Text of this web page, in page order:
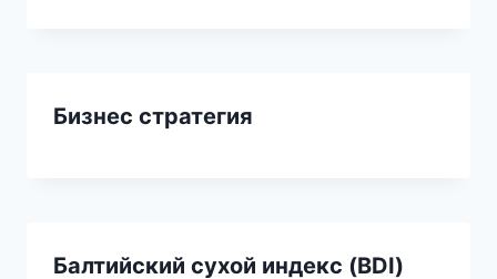
Бизнес стратегия
Балтийский сухой индекс (BDI)